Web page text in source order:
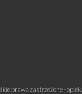
prawa zastrzeżone -